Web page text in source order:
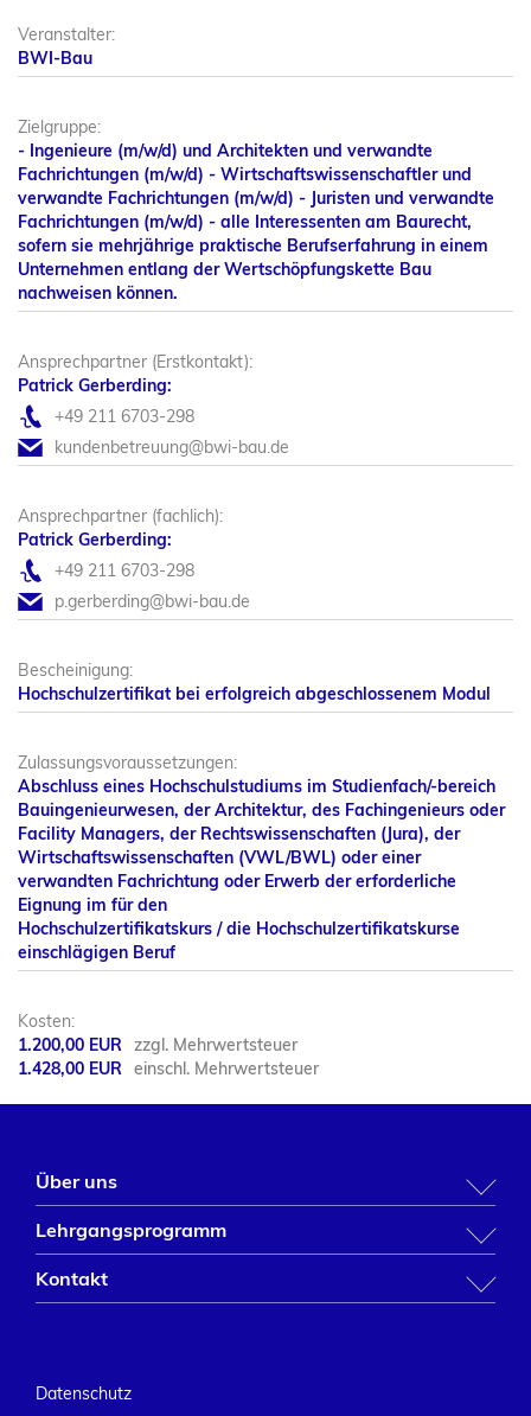
Veranstalter:
BWI-Bau
Zielgruppe:
- Ingenieure (m/w/d) und Architekten und verwandte
Fachrichtungen (m/w/d) - Wirtschaftswissenschaftler und
verwandte Fachrichtungen (m/w/d) - Juristen und verwandte
Fachrichtungen (m/w/d) - alle Interessenten am Baurecht,
sofern sie mehrjährige praktische Berufserfahrung in einem
Unternehmen entlang der Wertschöpfungskette Bau
nachweisen können.
Ansprechpartner (Erstkontakt):
Patrick Gerberding:
+49 211 6703-298
kundenbetreuung@bwi-bau.de
Ansprechpartner (fachlich):
Patrick Gerberding:
+49 211 6703-298
p.gerberding@bwi-bau.de
Bescheinigung:
Hochschulzertifikat bei erfolgreich abgeschlossenem Modul
Zulassungsvoraussetzungen:
Abschluss eines Hochschulstudiums im Studienfach/-bereich
Bauingenieurwesen, der Architektur, des Fachingenieurs oder
Facility Managers, der Rechtswissenschaften (Jura), der
Wirtschaftswissenschaften (VWL/BWL) oder einer
verwandten Fachrichtung oder Erwerb der erforderliche
Eignung im für den
Hochschulzertifikatskurs / die Hochschulzertifikatskurse
einschlägigen Beruf
Kosten:
1.200,00 EUR zzgl. Mehrwertsteuer
1.428,00 EUR einschl. Mehrwertsteuer
Über uns
BFW NRW
BWI-Bau
Tagungshotel
Lehrgangsprogramm
BWI-Bau Veranstaltungsprogramm
BFW Fortbildungsprogramm
Kontakt
Fon:(0211) 67 03-0
Datenschutz